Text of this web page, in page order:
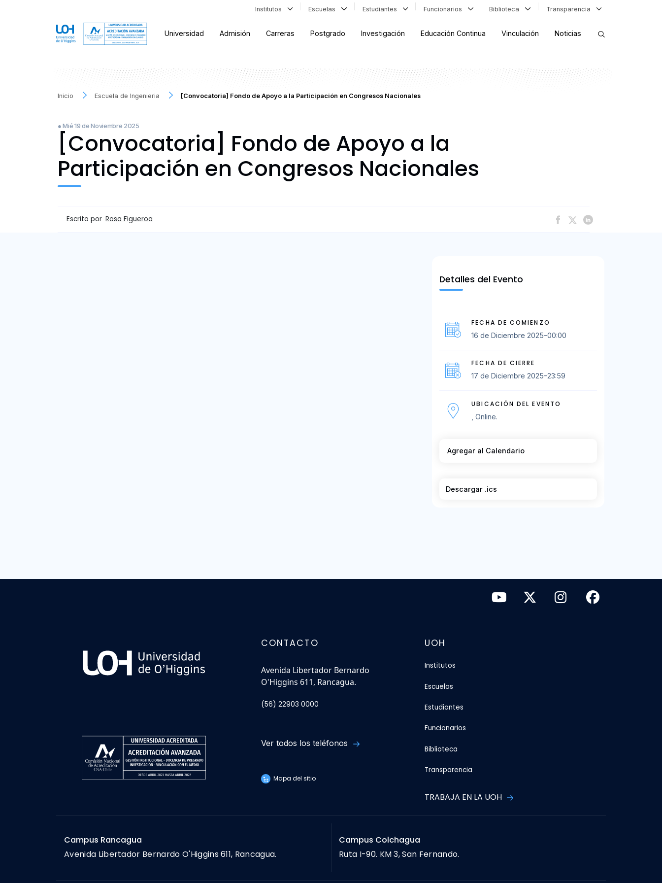
Institutos Escuelas Estudiantes Funcionarios Biblioteca Transparencia
Universidad Admisión Carreras Postgrado Investigación Educación Continua Vinculación Noticias
Inicio Escuela de Ingenieria [Convocatoria] Fondo de Apoyo a la Participación en Congresos Nacionales
● Mié 19 de Noviembre 2025
[Convocatoria] Fondo de Apoyo a la
Participación en Congresos Nacionales
Escrito por Rosa Figueroa
Detalles del Evento
FECHA DE COMIENZO
16 de Diciembre 2025-00:00
FECHA DE CIERRE
17 de Diciembre 2025-23:59
UBICACIÓN DEL EVENTO
, Online.
Agregar al Calendario
Descargar .ics
CONTACTO
Avenida Libertador Bernardo
O'Higgins 611, Rancagua.
(56) 22903 0000
Ver todos los teléfonos
Mapa del sitio
UOH
Institutos
Escuelas
Estudiantes
Funcionarios
Biblioteca
Transparencia
TRABAJA EN LA UOH
Campus Rancagua
Avenida Libertador Bernardo O'Higgins 611, Rancagua.
Campus Colchagua
Ruta I-90. KM 3, San Fernando.